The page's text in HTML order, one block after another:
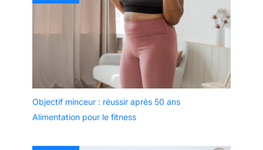
Objectif minceur : réussir après 50 ans
Alimentation pour le fitness